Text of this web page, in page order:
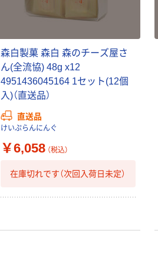
森白製菓 森白 森のチーズ屋さ
ん(全流協) 48g x12
4951436045164 1セット(12個
入)（直送品）
直送品
けいぷらんにんぐ
￥6,058 （税込）
在庫切れです（次回入荷日未定）